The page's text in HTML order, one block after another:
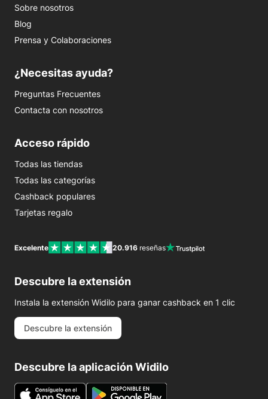
Sobre nosotros
Blog
Prensa y Colaboraciones
¿Necesitas ayuda?
Preguntas Frecuentes
Contacta con nosotros
Acceso rápido
Todas las tiendas
Todas las categorías
Cashback populares
Tarjetas regalo
Excelente 20.916 reseñas
Descubre la extensión
Instala la extensión Widilo para ganar cashback en 1 clic
Descubre la extensión
Descubre la aplicación Widilo